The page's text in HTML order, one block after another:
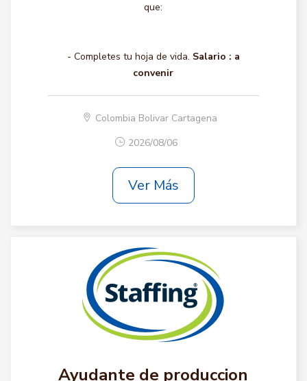
que:
- Completes tu hoja de vida. Salario : a
convenir
Colombia Bolivar Cartagena
2026/08/06
Ver Más
Ayudante de produccion